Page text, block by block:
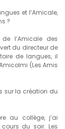
et l’Amicale,
?
l’Amicale des
du directeur de
de langues, il
(Les Amis
sur la création du
au collège, j’ai
du soir. Les